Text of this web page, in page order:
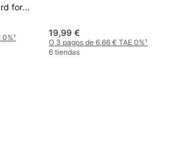
for
0%¹
19,99 €
O 3 pagos de 6,66 € TAE 0%¹
6 tiendas